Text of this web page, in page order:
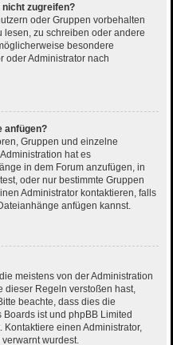
zugreifen?
oder Gruppen vorbehalten
zu schreiben oder andere
besondere
oder Administrator nach
anfügen?
Gruppen und einzelne
hat es
in dem Forum anzufügen, in
oder nur bestimmte Gruppen
Administrator kontaktieren, falls
anfügen kannst.
meistens von der Administration
dieser Regeln verstoßen hast,
beachte, dass dies die
ist und phpBB Limited
einen Administrator,
wurdest.